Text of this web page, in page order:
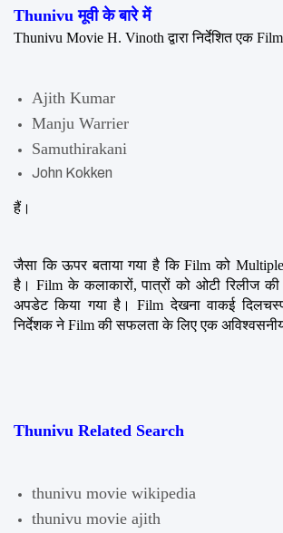
Thunivu मूवी के बारे में
Thunivu Movie H. Vinoth द्वारा निर्देशित एक
Ajith Kumar
Manju Warrier
Samuthirakani
John Kokken
हैं।
जैसा कि ऊपर बताया गया है कि Film को
है। Film के कलाकारों, पात्रों को ओटी रिलीज
अपडेट किया गया है। Film देखना वाकई
निर्देशक ने Film की सफलता के लिए एक
Thunivu Related Search
thunivu movie wikipedia
thunivu movie ajith